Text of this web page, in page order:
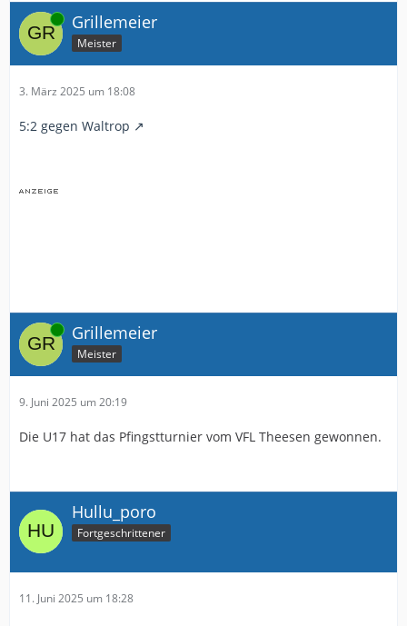
Online Grillemeier
Meister
3. März 2025 um 18:08
5:2 gegen Waltrop
Online Grillemeier
Meister
9. Juni 2025 um 20:19
Die U17 hat das Pfingstturnier vom VFL Theesen gewonnen.
Hullu_poro
Fortgeschrittener
11. Juni 2025 um 18:28